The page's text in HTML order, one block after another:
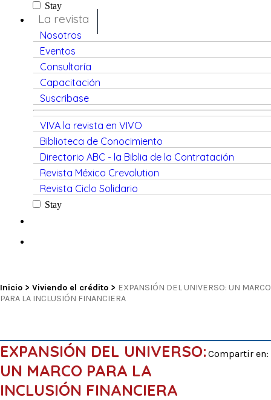
Stay
La revista
Nosotros
Eventos
Consultoría
Capacitación
Suscribase
VIVA la revista en VIVO
Biblioteca de Conocimiento
Directorio ABC - la Biblia de la Contratación
Revista México Crevolution
Revista Ciclo Solidario
Stay
Inicio > Viviendo el crédito > EXPANSIÓN DEL UNIVERSO: UN MARCO
PARA LA INCLUSIÓN FINANCIERA
EXPANSIÓN DEL UNIVERSO:
UN MARCO PARA LA
INCLUSIÓN FINANCIERA
Compartir en: